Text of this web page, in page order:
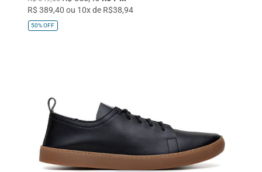
R$ 389,40 ou 10x de R$38,94
50%OFF